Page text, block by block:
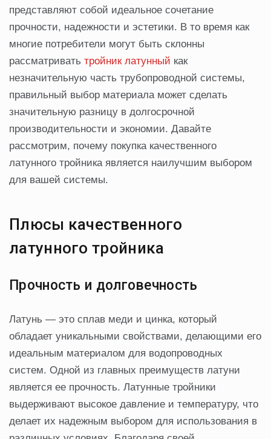
представляют собой идеальное сочетание
прочности, надежности и эстетики. В то время как
многие потребители могут быть склонны
рассматривать тройник латунный как
незначительную часть трубопроводной системы,
правильный выбор материала может сделать
значительную разницу в долгосрочной
производительности и экономии. Давайте
рассмотрим, почему покупка качественного
латунного тройника является наилучшим выбором
для вашей системы.
Плюсы качественного
латунного тройника
Прочность и долговечность
Латунь — это сплав меди и цинка, который
обладает уникальными свойствами, делающими его
идеальным материалом для водопроводных
систем. Одной из главных преимуществ латуни
является ее прочность. Латунные тройники
выдерживают высокое давление и температуру, что
делает их надежным выбором для использования в